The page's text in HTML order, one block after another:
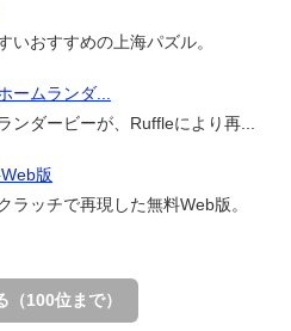
いおすすめの上海パズル。
ームランダ...
ンダービーが、Ruffleにより再...
版
ラッチで再現した無料Web版。
外へ導くパズルゲーム。
（100位まで）